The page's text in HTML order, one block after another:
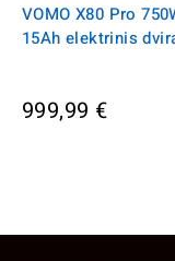
VOMO X80 Pro
15Ah elektrinis
999,99 €